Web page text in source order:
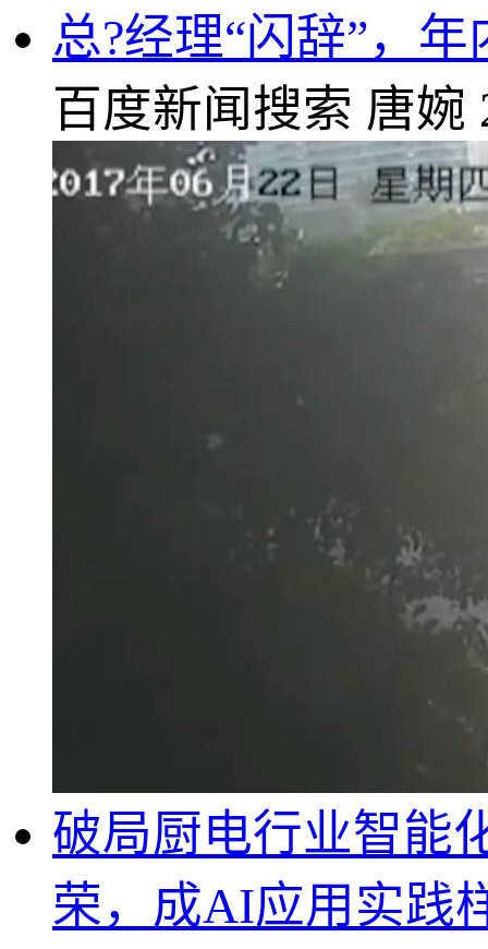
总?经理“闪辞”，
百度新闻搜索 唐婉
破局厨电行业智能
荣，成AI应用实践